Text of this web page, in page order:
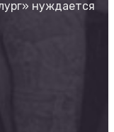
нуждается